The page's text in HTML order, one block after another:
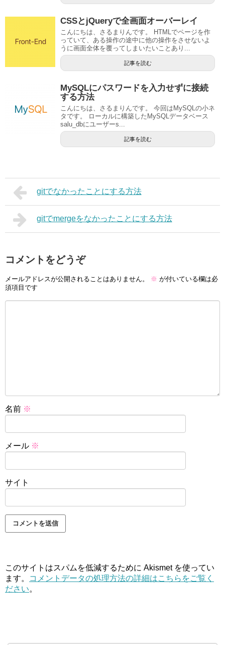
CSSとjQueryで全画面オーバーレイ
こんにちは、さるまりんです。 HTMLでページを作
っていて、ある操作の途中に他の操作をさせないよ
うに画面全体を覆ってしまいたいことあり...
記事を読む
MySQLにパスワードを入力せずに接続
する方法
こんにちは、さるまりんです。 今回はMySQLの小ネ
タです。 ローカルに構築したMySQLデータベース
salu_dbにユーザーs...
記事を読む
gitでなかったことにする方法
gitでmergeをなかったことにする方法
コメントをどうぞ
メールアドレスが公開されることはありません。 ※ が付いている欄は必
須項目です
名前 ※
メール ※
サイト
このサイトはスパムを低減するために Akismet を使ってい
ます。
コメントデータの処理方法の詳細はこちらをご覧く
ださい。